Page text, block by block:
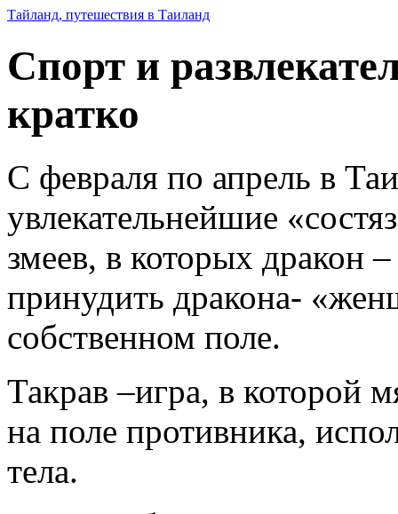
Тайланд, путешествия в Таиланд
Спорт и
кратко
С февраля по апрель в
увлекательнейшие
змеев, в которых дракон
принудить дракона-
собственном поле.
Такрав –игра, в которой
на поле противника,
тела.